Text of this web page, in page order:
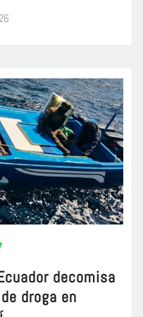
decomisa
droga en